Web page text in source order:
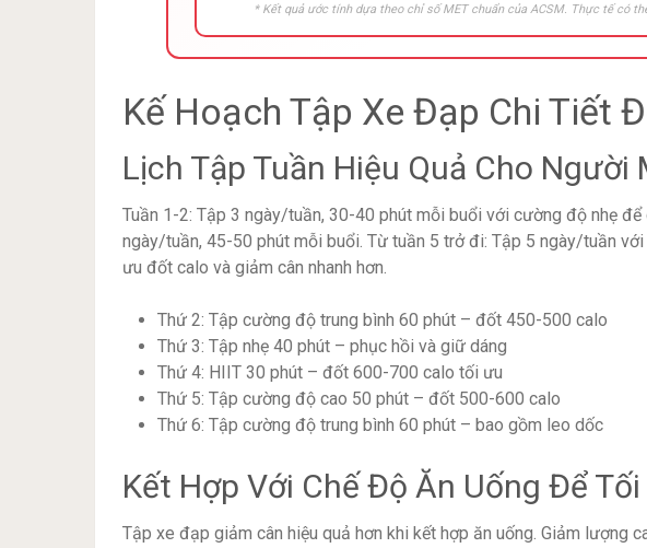
* Kết quả ước tính dựa theo chỉ số MET chuẩn của ACSM. Thực tế có
Kế Hoạch Tập Xe Đạp Chi Tiết
Lịch Tập Tuần Hiệu Quả Cho Người
Tuần 1-2: Tập 3 ngày/tuần, 30-40 phút mỗi buổi với cường độ nhẹ
ngày/tuần, 45-50 phút mỗi buổi. Từ tuần 5 trở đi: Tập 5 ngày/tuần
ưu đốt calo và giảm cân nhanh hơn.
Thứ 2: Tập cường độ trung bình 60 phút – đốt 450-500 calo
Thứ 3: Tập nhẹ 40 phút – phục hồi và giữ dáng
Thứ 4: HIIT 30 phút – đốt 600-700 calo tối ưu
Thứ 5: Tập cường độ cao 50 phút – đốt 500-600 calo
Thứ 6: Tập cường độ trung bình 60 phút – bao gồm leo dốc
Kết Hợp Với Chế Độ Ăn Uống Để
Tập xe đạp giảm cân hiệu quả hơn khi kết hợp ăn uống. Giảm lượng